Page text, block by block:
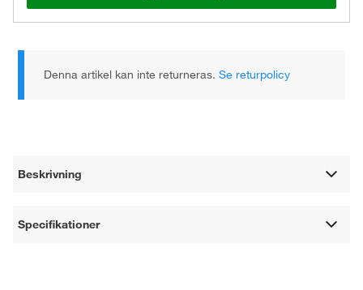
Denna artikel kan inte returneras.Se returpolicy
Beskrivning
Specifikationer